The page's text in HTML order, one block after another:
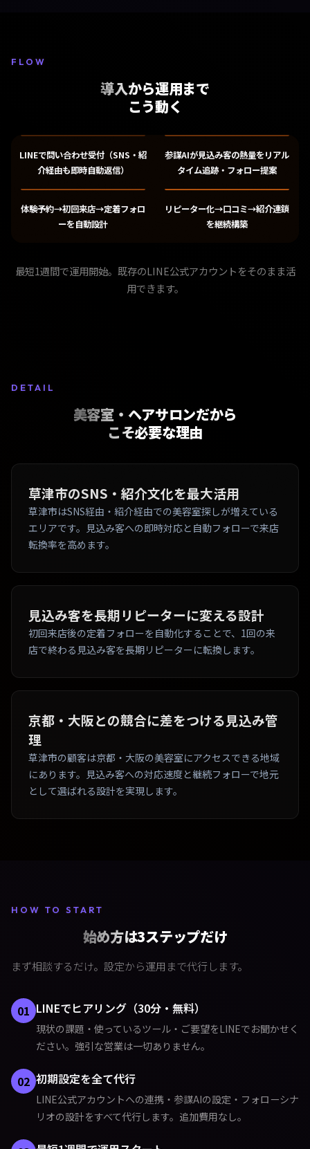
FLOW
導入から運用まで
こう動く
LINEで問い合わせ受付（SNS・紹
介経由も即時自動返信）
参謀AIが見込み客の熱量をリアル
タイム追跡・フォロー提案
体験予約→初回来店→定着フォロ
ーを自動設計
リピーター化→口コミ→紹介連鎖
を継続構築
最短1週間で運用開始。既存のLINE公式アカウントをそのまま活
用できます。
DETAIL
美容室・ヘアサロンだから
こそ必要な理由
草津市のSNS・紹介文化を最大活用
草津市はSNS経由・紹介経由での美容室探しが増えている
エリアです。見込み客への即時対応と自動フォローで来店
転換率を高めます。
見込み客を長期リピーターに変える設計
初回来店後の定着フォローを自動化することで、1回の来
店で終わる見込み客を長期リピーターに転換します。
京都・大阪との競合に差をつける見込み管
理
草津市の顧客は京都・大阪の美容室にアクセスできる地域
にあります。見込み客への対応速度と継続フォローで地元
として選ばれる設計を実現します。
HOW TO START
始め方は3ステップだけ
まず相談するだけ。設定から運用まで代行します。
01 LINEでヒアリング（30分・無料）
現状の課題・使っているツール・ご要望をLINEでお聞かせく
ださい。強引な営業は一切ありません。
02 初期設定を全て代行
LINE公式アカウントへの連携・参謀AIの設定・フォローシナ
リオの設計をすべて代行します。追加費用なし。